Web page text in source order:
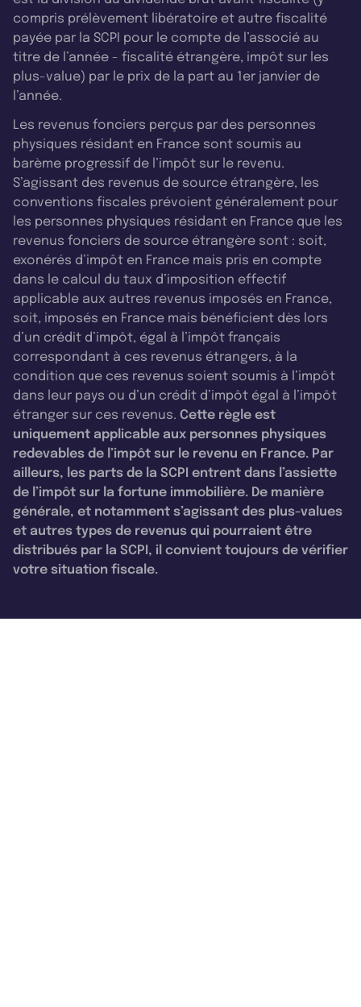
compris prélèvement libératoire et autre fiscalité
payée par la SCPI pour le compte de l’associé au
titre de l’année - fiscalité étrangère, impôt sur les
plus-value) par le prix de la part au 1er janvier de
l’année.
Les revenus fonciers perçus par des personnes
physiques résidant en France sont soumis au
barème progressif de l’impôt sur le revenu.
S’agissant des revenus de source étrangère, les
conventions fiscales prévoient généralement pour
les personnes physiques résidant en France que les
revenus fonciers de source étrangère sont : soit,
exonérés d’impôt en France mais pris en compte
dans le calcul du taux d’imposition effectif
applicable aux autres revenus imposés en France,
soit, imposés en France mais bénéficient dès lors
d’un crédit d’impôt, égal à l’impôt français
correspondant à ces revenus étrangers, à la
condition que ces revenus soient soumis à l’impôt
dans leur pays ou d’un crédit d’impôt égal à l’impôt
étranger sur ces revenus. Cette règle est
uniquement applicable aux personnes physiques
redevables de l’impôt sur le revenu en France. Par
ailleurs, les parts de la SCPI entrent dans l’assiette
de l’impôt sur la fortune immobilière. De manière
générale, et notamment s’agissant des plus-values
et autres types de revenus qui pourraient être
distribués par la SCPI, il convient toujours de vérifier
votre situation fiscale.